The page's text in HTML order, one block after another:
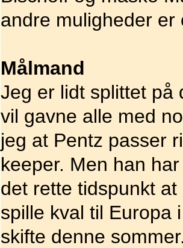
andre muligheder er
Målmand
Jeg er lidt splittet på
vil gavne alle med
jeg at Pentz passer
keeper. Men han
det rette tidspunkt
spille kval til
skifte denne